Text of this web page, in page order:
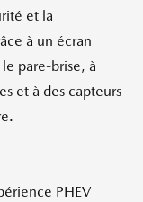
et la
à un écran
pare-brise, à
et à des capteurs
PHEV